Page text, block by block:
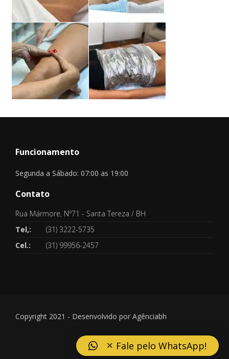
Funcionamento
Segunda a Sábado: 07:00 as 19:00
Contato
Rua Mármore, Nº71 - Santa Tereza / BH
Tel,:
(31) 3222-5735
Cel.:
(31) 99956-2457
Copyright 2021 - Desenvolvido por Agênciabh
× Fale pelo WhatsApp!